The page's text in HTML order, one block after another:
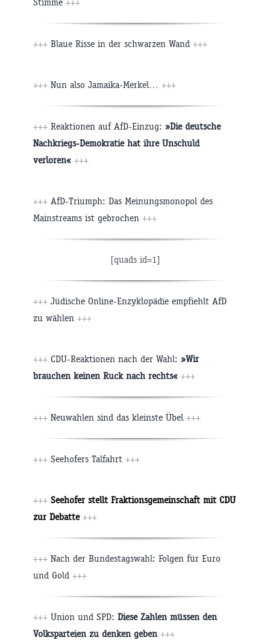
+++ Blaue Risse in der schwarzen Wand +++
+++ Nun also Jamaika-Merkel… +++
+++ Reaktionen auf AfD-Einzug: »Die deutsche
Nachkriegs-Demokratie hat ihre Unschuld
verloren« +++
+++ AfD-Triumph: Das Meinungsmonopol des
Mainstreams ist gebrochen +++
[quads id=1]
+++ Jüdische Online-Enzyklopädie empfiehlt AfD
zu wählen +++
+++ CDU-Reaktionen nach der Wahl: »Wir
brauchen keinen Ruck nach rechts« +++
+++ Neuwahlen sind das kleinste Übel +++
+++ Seehofers Talfahrt +++
+++ Seehofer stellt Fraktionsgemeinschaft mit CDU
zur Debatte +++
+++ Nach der Bundestagswahl: Folgen für Euro
und Gold +++
+++ Union und SPD: Diese Zahlen müssen den
Volksparteien zu denken geben +++